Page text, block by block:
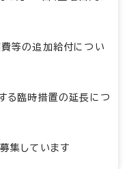
等の追加給付につい
る臨時措置の延長につ
集しています